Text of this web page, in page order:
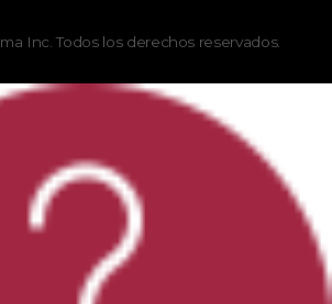
Inc. Todos los derechos reservados.